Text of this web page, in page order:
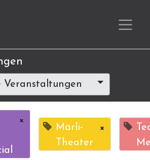
Veranstaltungen
×
Märli-
Theater
×